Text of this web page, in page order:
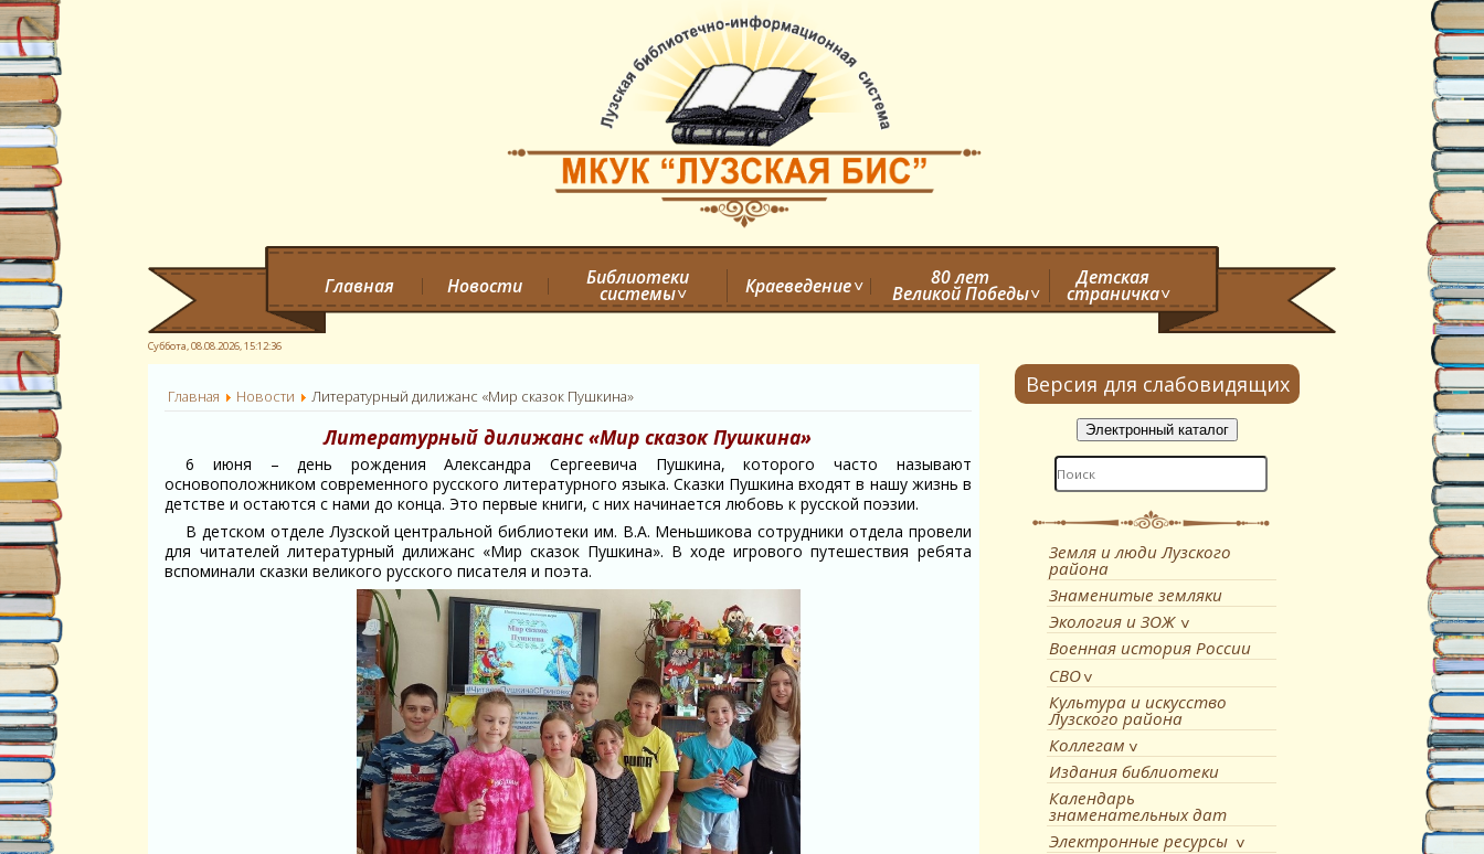
Главная Новости Библиотеки
системы Краеведение 80 лет
Великой Победы
Детская
страничка
Суббота, 08.08.2026,15:12:37
Главная Новости Литературный дилижанс «Мир сказок Пушкина»
Литературный дилижанс «Мир сказок Пушкина»
6 июня – день рождения Александра Сергеевича Пушкина, которого часто называют
основоположником современного русского литературного языка. Сказки Пушкина входят в нашу жизнь в
детстве и остаются с нами до конца. Это первые книги, с них начинается любовь к русской поэзии.
В детском отделе Лузской центральной библиотеки им. В.А. Меньшикова сотрудники отдела провели
для читателей литературный дилижанс «Мир сказок Пушкина». В ходе игрового путешествия ребята
вспоминали сказки великого русского писателя и поэта.
Версия для слабовидящих
Земля и люди Лузского
района
Знаменитые земляки
Экология и ЗОЖ
Военная история России
СВО
Культура и искусство
Лузского района
Коллегам
Издания библиотеки
Календарь
знаменательных дат
Электронные ресурсы